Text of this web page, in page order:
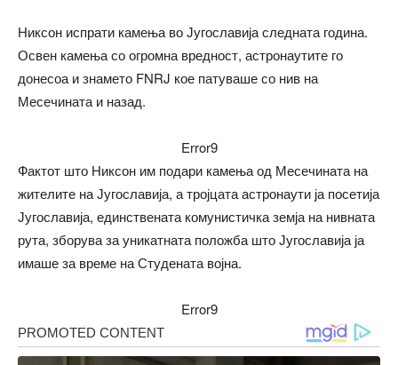
Никсон испрати камења во Југославија следната година.
Освен камења со огромна вредност, астронаутите го
донесоа и знамето FNRJ кое патуваше со нив на
Месечината и назад.
Error9
Фактот што Никсон им подари камења од Месечината на
жителите на Југославија, а тројцата астронаути ја посетија
Југославија, единствената комунистичка земја на нивната
рута, зборува за уникатната положба што Југославија ја
имаше за време на Студената војна.
Error9